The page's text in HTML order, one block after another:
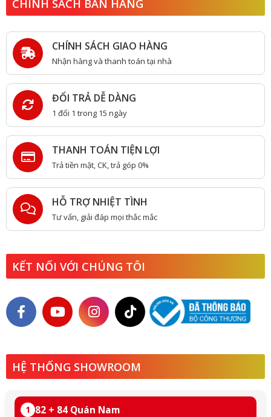
CHÍNH SÁCH BÁN HÀNG
CHÍNH SÁCH GIAO HÀNG
Nhận hàng và thanh toán tại nhà
ĐỔI TRẢ DỄ DÀNG
1 đổi 1 trong 15 ngày
THANH TOÁN TIỆN LỢI
Trả tiền mặt, CK, trả góp 0%
HỖ TRỢ NHIỆT TÌNH
Tư vấn, giải đáp mọi thắc mắc
KẾT NỐI VỚI CHÚNG TÔI
HỆ THỐNG SHOWROOM
1 82 + 84 Quán Nam